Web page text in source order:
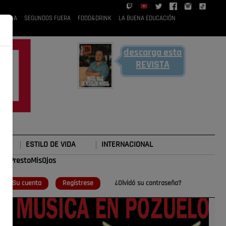
RUBIA SEGUNDOS FUERA FOOD&DRINK LA BUENA EDUCACIÓN
descarga esta
REVISTA
ESTILO DE VIDA INTERNACIONAL
Su cuenta Regístrese ¿Olvidó su contraseña?